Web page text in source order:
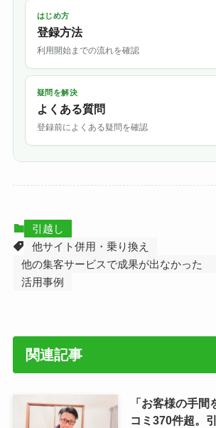
はじめ方
登録方法
利用開始までの流れを確認
疑問を解決
よくある質問
登録前によくある疑問を確認
引越し
他サイト併用・乗り換え
他の集客サービスで成果が出なかった
活用事例
関連記事
「お客様の手
コミ370件超。